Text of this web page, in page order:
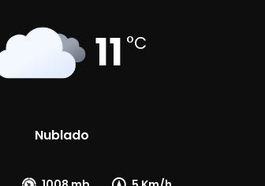
11 °C
Nublado